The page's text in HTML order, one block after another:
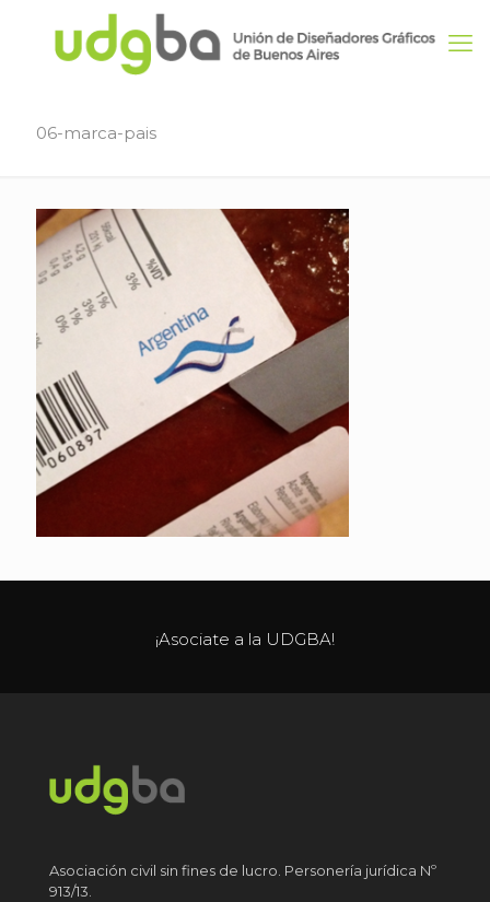
06-marca-pais
¡Asociate a la UDGBA!
Asociación civil sin fines de lucro. Personería jurídica Nº
913/13.